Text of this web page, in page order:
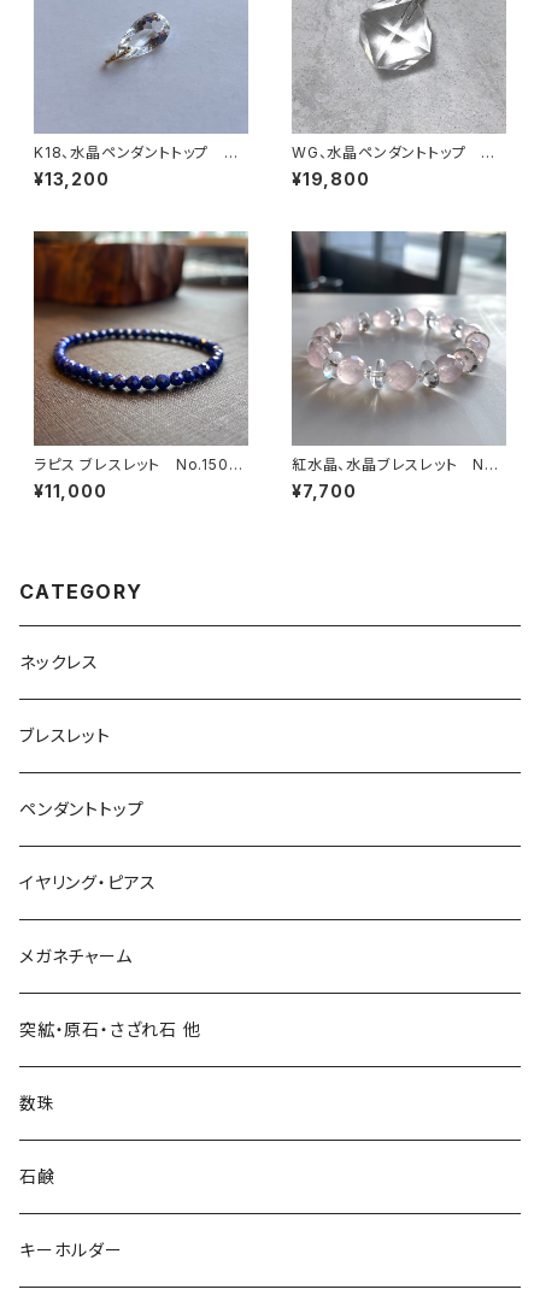
K18、水晶ペンダントトップ N
o.22816
¥13,200
WG、水晶ペンダントトップ N
o.22805
¥19,800
ラピス ブレスレット No.1503
2
¥11,000
紅水晶、水晶ブレスレット No.1
5273
¥7,700
CATEGORY
ネックレス
ブレスレット
ペンダントトップ
イヤリング・ピアス
メガネチャーム
突絋・原石・さざれ石 他
数珠
石鹸
キーホルダー